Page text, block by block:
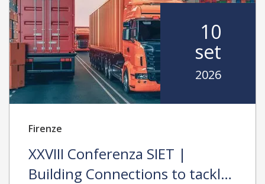
10
set
2026
Firenze
XXVIII Conferenza SIET |
Building Connections to tackle